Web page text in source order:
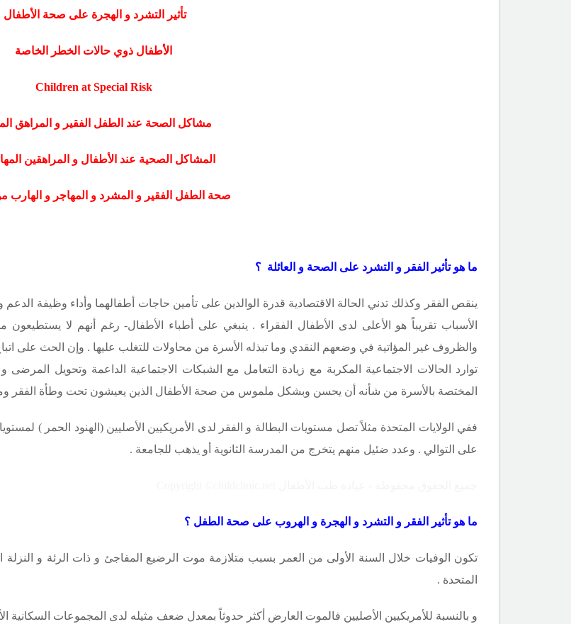
تأثير التشرد و الهجرة على صحة الأطفال
الأطفال ذوي حالات الخطر الخاصة
Children at Special Risk
مشاكل الصحة عند الطفل الفقير و المراهق
المشاكل الصحية عند الأطفال و المراهقين
صحة الطفل الفقير و المشرد و المهاجر و الهارب
ما هو تأثير الفقر و التشرد على الصحة و العائلة ؟
ينقص الفقر وكذلك تدني الحالة الاقتصادية قدرة الوالدين على تأمين حاجات أطفالهما وأداء وظيفة
الأسباب تقريباً هو الأعلى لدى الأطفال الفقراء . ينبغي على أطباء الأطفال- رغم أنهم لا
والظروف غير المؤاتية في وضعهم النقدي وما تبذله الأسرة من محاولات للتغلب عليها . وإن الحث على
توارد الحالات الاجتماعية المكربة مع زيادة التعامل مع الشبكات الاجتماعية الداعمة وتحويل المرضى
المختصة بالأسرة من شأنه أن يحسن وبشكل ملموس من صحة الأطفال الذين يعيشون تحت وطأة الفقر
ففي الولايات المتحدة مثلاً تصل مستويات البطالة و الفقر لدى الأمريكيين الأصليين (الهنود الحمر )
على التوالي . وعدد ضئيل منهم يتخرج من المدرسة الثانوية أو يذهب للجامعة .
ما هو تأثير الفقر و التشرد و الهجرة و الهروب على صحة الطفل ؟
تكون الوفيات خلال السنة الأولى من العمر بسبب متلازمة موت الرضيع المفاجئ و ذات الرئة و النزلة
المتحدة .
و بالنسبة للأمريكيين الأصليين فالموت العارض أكثر حدوثاً بمعدل ضعف مثيله لدى المجموعات السكانية